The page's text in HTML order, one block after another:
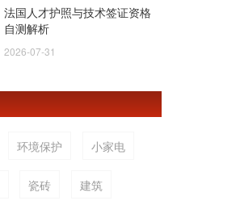
法国人才护照与技术签证资格
自测解析
2026-07-31
环境保护 小家电
瓷砖 建筑